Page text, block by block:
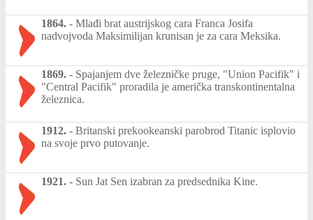
1864. - Mlađi brat austrijskog cara Franca Josifa
nadvojvoda Maksimilijan krunisan je za cara Meksika.
1869. - Spajanjem dve železničke pruge, "Union Pacifik" i
"Central Pacifik" proradila je američka transkontinentalna
železnica.
1912. - Britanski prekookeanski parobrod Titanic isplovio
na svoje prvo putovanje.
1921. - Sun Jat Sen izabran za predsednika Kine.